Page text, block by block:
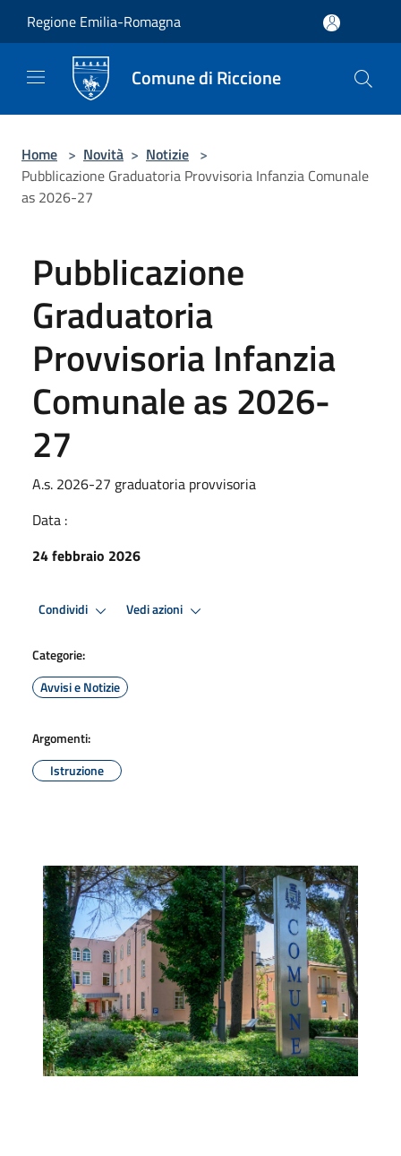
Regione Emilia-Romagna
Comune di Riccione
Home > Novità > Notizie >
Pubblicazione Graduatoria Provvisoria Infanzia Comunale
as 2026-27
Pubblicazione
Graduatoria
Provvisoria Infanzia
Comunale as 2026-
27
A.s. 2026-27 graduatoria provvisoria
Data :
24 febbraio 2026
Condividi Vedi azioni
Categorie:
Avvisi e Notizie
Argomenti:
Istruzione